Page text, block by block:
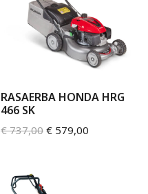
RASAERBA HONDA HRG
466 SK
€737,00 € 579,00